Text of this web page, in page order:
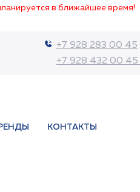
в ближайшее время!
+7 928 283 00 45
+7 928 432 00 45
КОНТАКТЫ